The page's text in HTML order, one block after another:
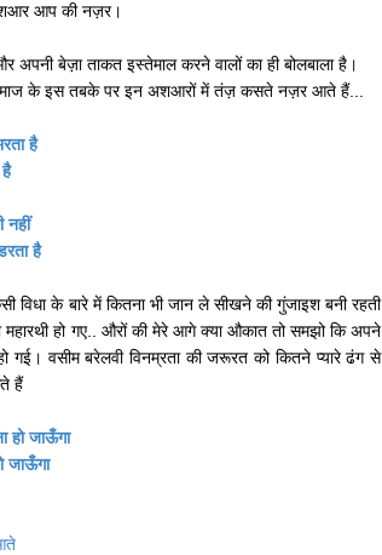
आप की नज़र।
बेज़ा ताकत इस्तेमाल करने वालों का ही बोलबाला है।
के इस तबके पर इन अशआरों में तंज़ कसते नज़र आते हैं...
है
नहीं
है
विधा के बारे में कितना भी जान ले सीखने की गुंजाइश बनी रहती
हो गए.. औरों की मेरे आगे क्या औकात तो समझो कि अपने
गई। वसीम बरेलवी विनम्रता की जरूरत को कितने प्यारे ढंग से
हैं
जाऊँगा
जाऊँगा